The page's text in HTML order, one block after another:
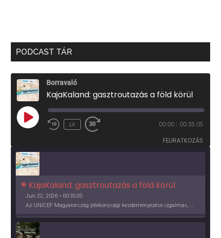
PODCAST TÁR
Borravaló
KajaKaland: gasztroutazás a föld körül
PLAY
EPISODE
1X 00:00 / 00:35:05
FELIRATKOZÁS
KajaKaland: gasztroutazás a föld körül
Jun 22, 2026 • 00:35:05
Az UNICEF Magyarország jótékonysági kezdeményezése izgalmas, egész éves világkörüli ízutazásra hív, igazi családi program és gasztroedukáció, illetve segítség a rászorulóknak is egyben.